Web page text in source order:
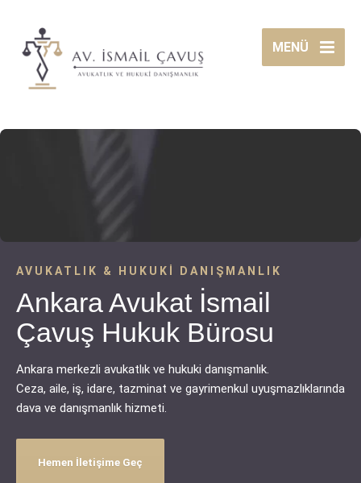
MENÜ
AVUKATLIK & HUKUKI DANIŞMANLIK
Ankara Avukat İsmail
Çavuş Hukuk Bürosu
Ankara merkezli avukatlık ve hukuki danışmanlık.
Ceza, aile, iş, idare, tazminat ve gayrimenkul uyuşmazlıklarında
dava ve danışmanlık hizmeti.
Hemen İletişime Geç